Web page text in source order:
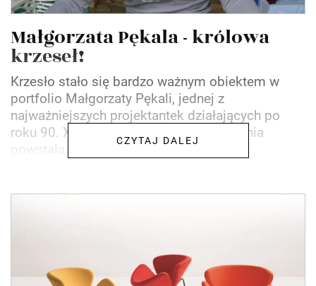
Małgorzata Pękala - królowa
krzeseł!
Krzesło stało się bardzo ważnym obiektem w
portfolio Małgorzaty Pękali, jednej z
najważniejszych projektantek działających po
roku 90. XX wieku. Jej pierwsza pracownia
powstała w 1993 r. Absolwentka...
CZYTAJ DALEJ